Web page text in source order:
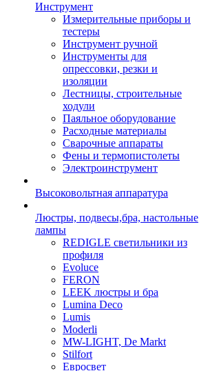
Инструмент
Измерительные приборы и
тестеры
Инструмент ручной
Инструменты для
опрессовки, резки и
изоляции
Лестницы, строительные
ходули
Паяльное оборудование
Расходные материалы
Сварочные аппараты
Фены и термопистолеты
Электроинструмент
Высоковольтная аппаратура
Люстры, подвесы,бра, настольные
лампы
REDIGLE светильники из
профиля
Evoluce
FERON
LEEK люстры и бра
Lumina Deco
Lumis
Moderli
MW-LIGHT, De Markt
Stilfort
Евросвет